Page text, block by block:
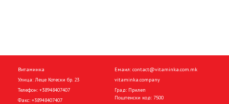
Витаминка
Улица: Леце Котески бр. 23
Телефон: +38948407407
Факс: +38948407407
Емаил: contact@vitaminka.com.mk
vitaminka.company
Град: Прилеп
Поштенски код: 7500